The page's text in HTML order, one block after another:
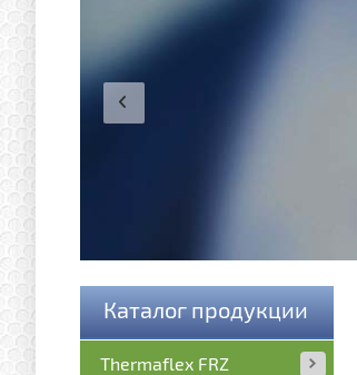
Каталог продукции
Thermaflex FRZ